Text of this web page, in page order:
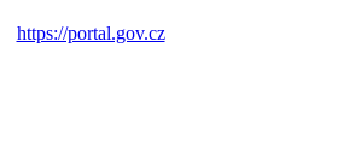
https://portal.gov.cz